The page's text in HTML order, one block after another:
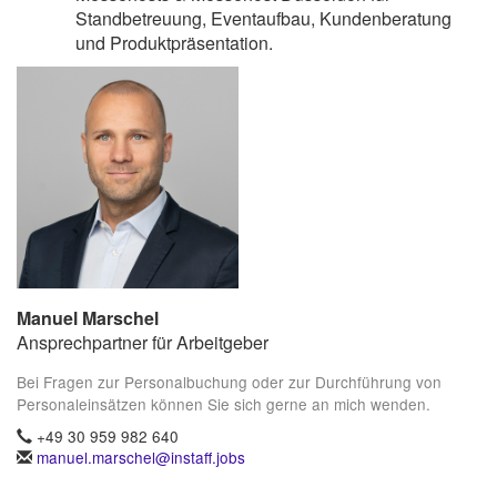
Standbetreuung, Eventaufbau, Kundenberatung
und Produktpräsentation.
Manuel Marschel
Ansprechpartner für Arbeitgeber
Bei Fragen zur Personalbuchung oder zur Durchführung von
Personaleinsätzen können Sie sich gerne an mich wenden.
+49 30 959 982 640
manuel.marschel@instaff.jobs